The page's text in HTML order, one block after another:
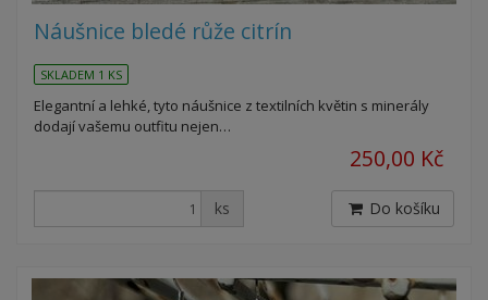
Náušnice bledé růže citrín
SKLADEM 1 KS
Elegantní a lehké, tyto náušnice z textilních květin s minerály
dodají vašemu outfitu nejen…
250,00 Kč
ks Do košíku